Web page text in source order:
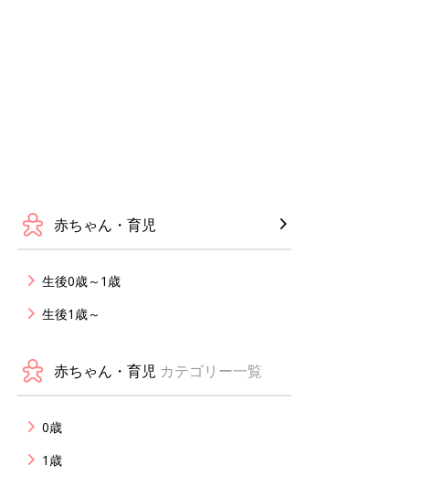
赤ちゃん・育児
生後0歳～1歳
生後1歳～
赤ちゃん・育児 カテゴリー一覧
0歳
1歳